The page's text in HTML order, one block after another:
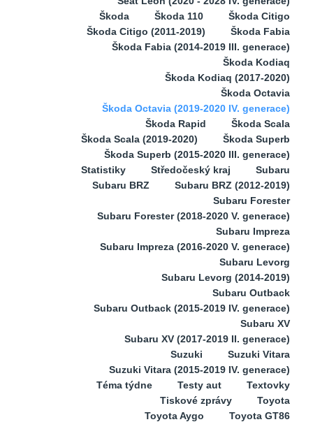
Škoda
Škoda 110
Škoda Citigo
Škoda Citigo (2011-2019)
Škoda Fabia
Škoda Fabia (2014-2019 III. generace)
Škoda Kodiaq
Škoda Kodiaq (2017-2020)
Škoda Octavia
Škoda Octavia (2019-2020 IV. generace)
Škoda Rapid
Škoda Scala
Škoda Scala (2019-2020)
Škoda Superb
Škoda Superb (2015-2020 III. generace)
Statistiky
Středočeský kraj
Subaru
Subaru BRZ
Subaru BRZ (2012-2019)
Subaru Forester
Subaru Forester (2018-2020 V. generace)
Subaru Impreza
Subaru Impreza (2016-2020 V. generace)
Subaru Levorg
Subaru Levorg (2014-2019)
Subaru Outback
Subaru Outback (2015-2019 IV. generace)
Subaru XV
Subaru XV (2017-2019 II. generace)
Suzuki
Suzuki Vitara
Suzuki Vitara (2015-2019 IV. generace)
Téma týdne
Testy aut
Textovky
Tiskové zprávy
Toyota
Toyota Aygo
Toyota GT86